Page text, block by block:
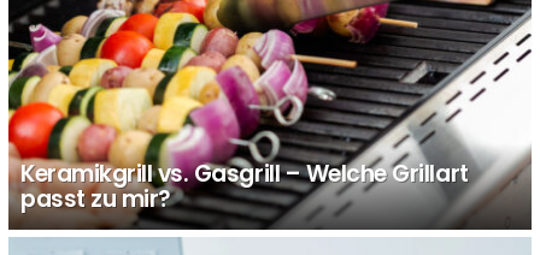
Keramikgrill vs. Gasgrill – Welche Grillart
passt zu mir?